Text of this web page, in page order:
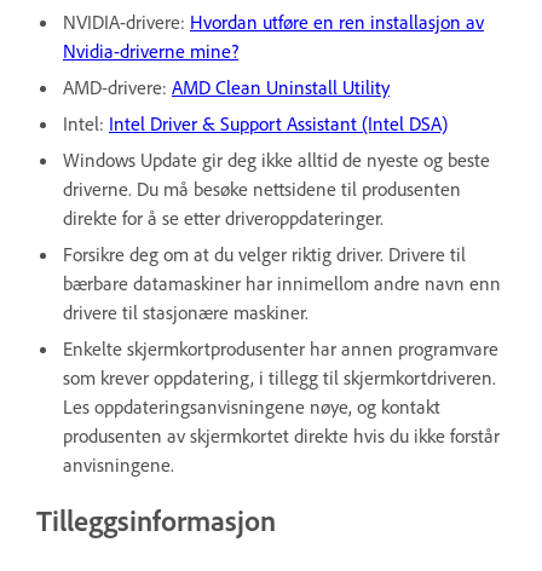
NVIDIA-drivere: Hvordan utføre en ren installasjon av
Nvidia-driverne mine?
AMD-drivere: AMD Clean Uninstall Utility
Intel: Intel Driver & Support Assistant (Intel DSA)
Windows Update gir deg ikke alltid de nyeste og beste
driverne. Du må besøke nettsidene til produsenten
direkte for å se etter driveroppdateringer.
Forsikre deg om at du velger riktig driver. Drivere til
bærbare datamaskiner har innimellom andre navn enn
drivere til stasjonære maskiner.
Enkelte skjermkortprodusenter har annen programvare
som krever oppdatering, i tillegg til skjermkortdriveren.
Les oppdateringsanvisningene nøye, og kontakt
produsenten av skjermkortet direkte hvis du ikke forstår
anvisningene.
Tilleggsinformasjon